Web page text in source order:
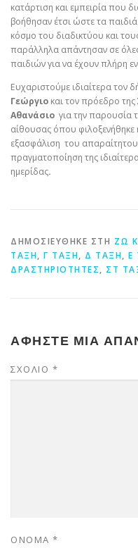
κατάρτιση και εμπειρία που
βοήθησαν έτσι ώστε τα
κόσμο του διαδικτύου και
παράλληλα απάντησαν σε
παιδιών για να έχουν πλήρη
Ευχαριστούμε ιδιαίτερα τον
Γεώργιο και τον πρόεδρο της
Αθανάσιο για την παρουσία
αίθουσας όπου φιλοξενήθηκε
εξασφάλιση του απαραίτητου
πραγματοποίηση της
ημερίδας.
ΔΗΜΟΣΙΕΎΘΗΚΕ ΣΤΗ ΖΩ
ΤΆΞΗ, Γ ΤΆΞΗ, Δ ΤΆΞΗ, Ε
ΔΡΑΣΤΗΡΙΌΤΗΤΕΣ, ΣΤ
ΑΦΉΣΤΕ ΜΙΑ
ΣΧΌΛΙΟ *
ΌΝΟΜΑ *